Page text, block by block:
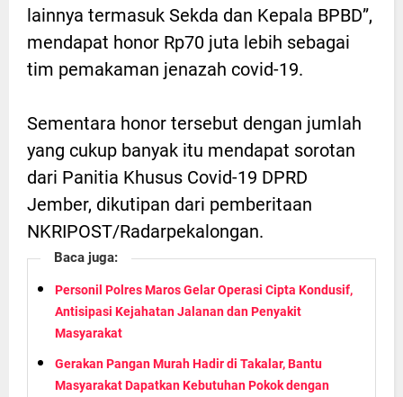
lainnya termasuk Sekda dan Kepala BPBD”,
mendapat honor Rp70 juta lebih sebagai
tim pemakaman jenazah covid-19.
Sementara honor tersebut dengan jumlah
yang cukup banyak itu mendapat sorotan
dari Panitia Khusus Covid-19 DPRD
Jember, dikutipan dari pemberitaan
NKRIPOST/Radarpekalongan.
Baca juga:
Personil Polres Maros Gelar Operasi Cipta Kondusif,
Antisipasi Kejahatan Jalanan dan Penyakit
Masyarakat
Gerakan Pangan Murah Hadir di Takalar, Bantu
Masyarakat Dapatkan Kebutuhan Pokok dengan